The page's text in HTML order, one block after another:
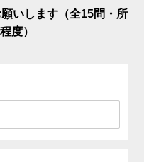
いします（全15問・所
度）